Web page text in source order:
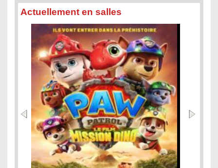
Actuellement en salles